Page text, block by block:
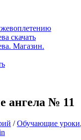
скачать
Магазин.
ангела № 11
/Обучающие уроки,